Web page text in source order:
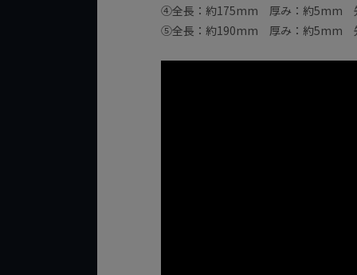
④全長：約175mm 厚み：約5mm
⑤全長：約190mm 厚み：約5mm